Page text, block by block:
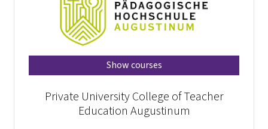
Show courses
Private University College of Teacher
Education Augustinum